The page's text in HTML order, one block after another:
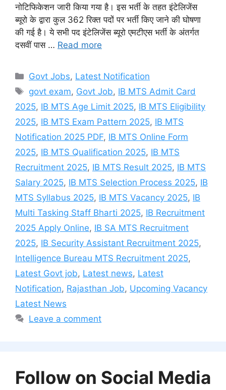
नोटिफिकेशन जारी किया गया है। इस भर्ती के तहत इंटेलिजेंस
ब्यूरो के द्वारा कुल 362 रिक्त पदों पर भर्ती किए जाने की घोषणा
की गई है। ये सभी पद इंटेलिजेंस ब्यूरो एमटीएस भर्ती के अंतर्गत
दसवीं पास … Read more
Categories
Govt Jobs, Latest Notification
Tags
govt exam, Govt Job, IB MTS Admit Card
2025, IB MTS Age Limit 2025, IB MTS Eligibility
2025, IB MTS Exam Pattern 2025, IB MTS
Notification 2025 PDF, IB MTS Online Form
2025, IB MTS Qualification 2025, IB MTS
Recruitment 2025, IB MTS Result 2025, IB MTS
Salary 2025, IB MTS Selection Process 2025, IB
MTS Syllabus 2025, IB MTS Vacancy 2025, IB
Multi Tasking Staff Bharti 2025, IB Recruitment
2025 Apply Online, IB SA MTS Recruitment
2025, IB Security Assistant Recruitment 2025,
Intelligence Bureau MTS Recruitment 2025,
Latest Govt job, Latest news, Latest
Notification, Rajasthan Job, Upcoming Vacancy
Latest News
Leave a comment
Follow on Social Media